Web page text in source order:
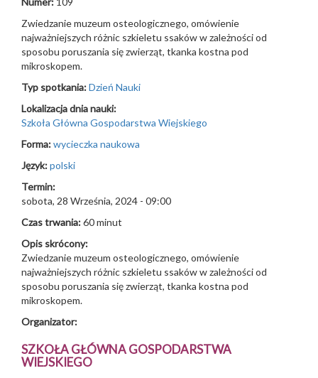
Zwiedzanie muzeum osteologicznego, omówienie
najważniejszych różnic szkieletu ssaków w zależności od
sposobu poruszania się zwierząt, tkanka kostna pod
mikroskopem.
Typ spotkania:Dzień Nauki
Lokalizacja dnia nauki:
Szkoła Główna Gospodarstwa Wiejskiego
Forma:wycieczka naukowa
Język:polski
Termin:
sobota, 28 Września, 2024 - 09:00
Czas trwania:60 minut
Opis skrócony:
Zwiedzanie muzeum osteologicznego, omówienie
najważniejszych różnic szkieletu ssaków w zależności od
sposobu poruszania się zwierząt, tkanka kostna pod
mikroskopem.
Organizator:
SZKOŁA GŁÓWNA GOSPODARSTWA
WIEJSKIEGO